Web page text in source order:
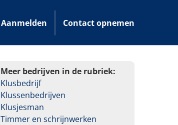
Aanmelden Contact opnemen
Meer bedrijven in de rubriek:
Klusbedrijf
Klussenbedrijven
Klusjesman
Timmer en schrijnwerken